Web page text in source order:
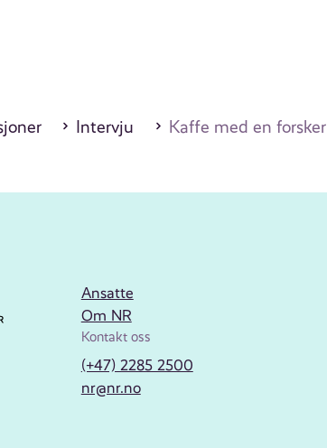
Intervju Kaffe med en forsker
Ansatte
Om NR
Kontakt oss
(+47) 2285 2500
nr@nr.no